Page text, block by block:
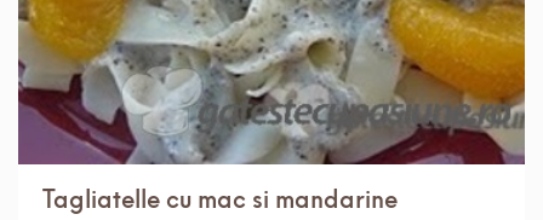
Tagliatelle cu mac si mandarine